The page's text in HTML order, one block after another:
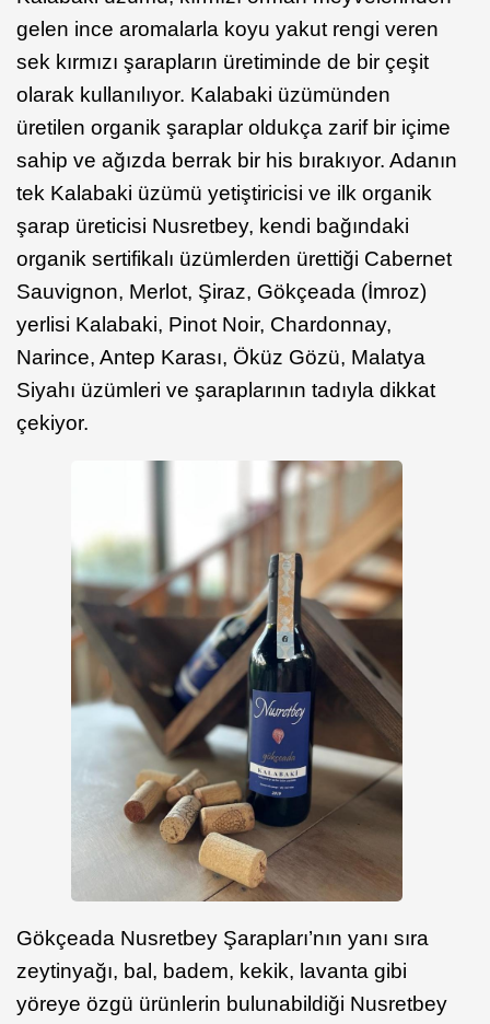
gelen ince aromalarla koyu yakut rengi veren
sek kırmızı şarapların üretiminde de bir çeşit
olarak kullanılıyor. Kalabaki üzümünden
üretilen organik şaraplar oldukça zarif bir içime
sahip ve ağızda berrak bir his bırakıyor. Adanın
tek Kalabaki üzümü yetiştiricisi ve ilk organik
şarap üreticisi Nusretbey, kendi bağındaki
organik sertifikalı üzümlerden ürettiği Cabernet
Sauvignon, Merlot, Şiraz, Gökçeada (İmroz)
yerlisi Kalabaki, Pinot Noir, Chardonnay,
Narince, Antep Karası, Öküz Gözü, Malatya
Siyahı üzümleri ve şaraplarının tadıyla dikkat
çekiyor.
Gökçeada Nusretbey Şarapları’nın yanı sıra
zeytinyağı, bal, badem, kekik, lavanta gibi
yöreye özgü ürünlerin bulunabildiği Nusretbey